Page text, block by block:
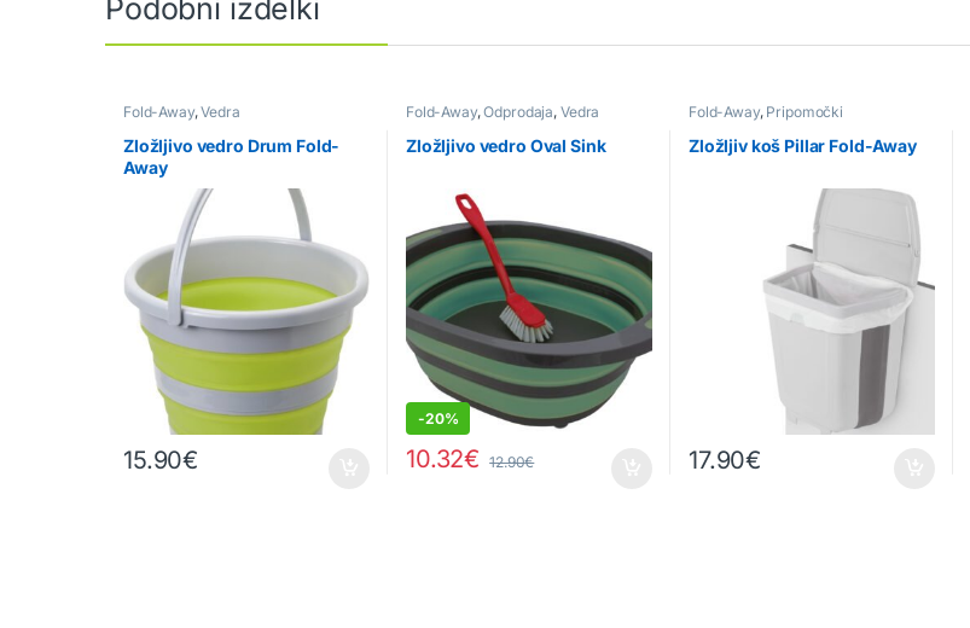
Podobni izdelki
Fold-Away,Vedra
Zložljivo vedro Drum Fold-
Away
15.90€
Fold-Away,Odprodaja, Vedra
Zložljivo vedro Oval Sink
-20%
10.32€ 12.90€
Fold-Away, Pripomočki
Zložljiv koš Pillar Fold-Away
17.90€